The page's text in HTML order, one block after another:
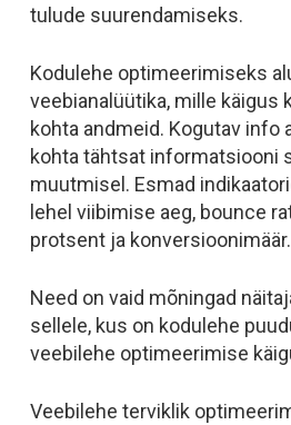
tulude suurendamiseks.
Kodulehe optimeerimiseks
veebianalüütika, mille käigus
kohta andmeid. Kogutav info
kohta tähtsat informatsiooni
muutmisel. Esmad
lehel viibimise aeg, bounce
protsent ja konversioonimäär.
Need on vaid mõningad
sellele, kus on kodulehe
veebilehe optimeerimise
Veebilehe terviklik